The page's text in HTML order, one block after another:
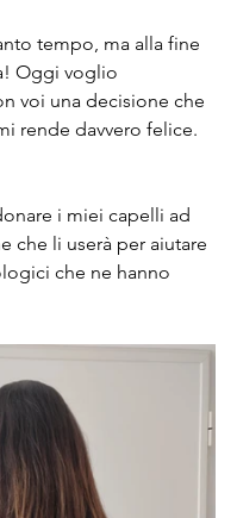
tempo, ma alla fine
Oggi voglio
voi una decisione che
rende davvero felice.
i miei capelli ad
che li userà per aiutare
che ne hanno